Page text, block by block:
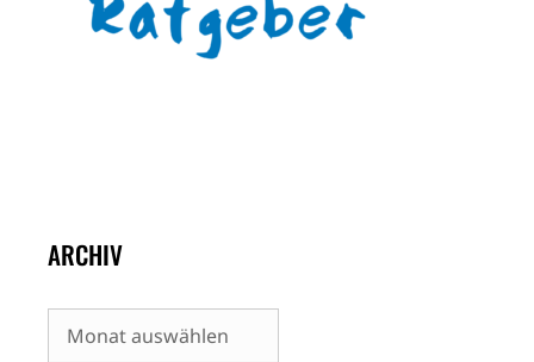
ARCHIV
Archiv